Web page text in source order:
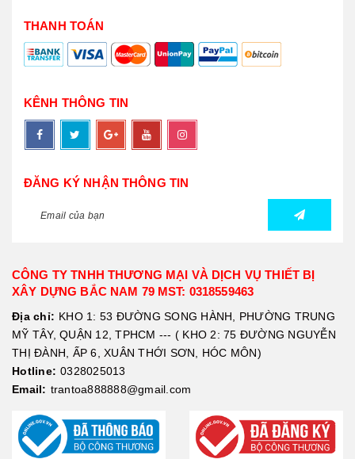
THANH TOÁN
KÊNH THÔNG TIN
ĐĂNG KÝ NHẬN THÔNG TIN
CÔNG TY TNHH THƯƠNG MẠI VÀ DỊCH VỤ THIẾT BỊ
XÂY DỰNG BẮC NAM 79 MST: 0318559463
Địa chỉ: KHO 1: 53 ĐƯỜNG SONG HÀNH, PHƯỜNG TRUNG
MỸ TÂY, QUẬN 12, TPHCM --- ( KHO 2: 75 ĐƯỜNG NGUYỄN
THỊ ĐÀNH, ẤP 6, XUÂN THỚI SƠN, HÓC MÔN)
Hotline: 0328025013
Email: trantoa888888@gmail.com